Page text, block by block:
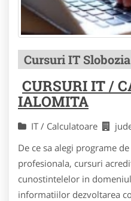
Cursuri IT Slobozia
CURSURI IT /
IALOMITA
IT / Calculatoare
De ce sa alegi programe
profesionala, cursuri
cunostintelelor in
informatiilor dezvoltarea